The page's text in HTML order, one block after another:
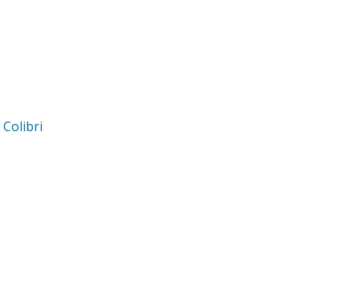
Colibri